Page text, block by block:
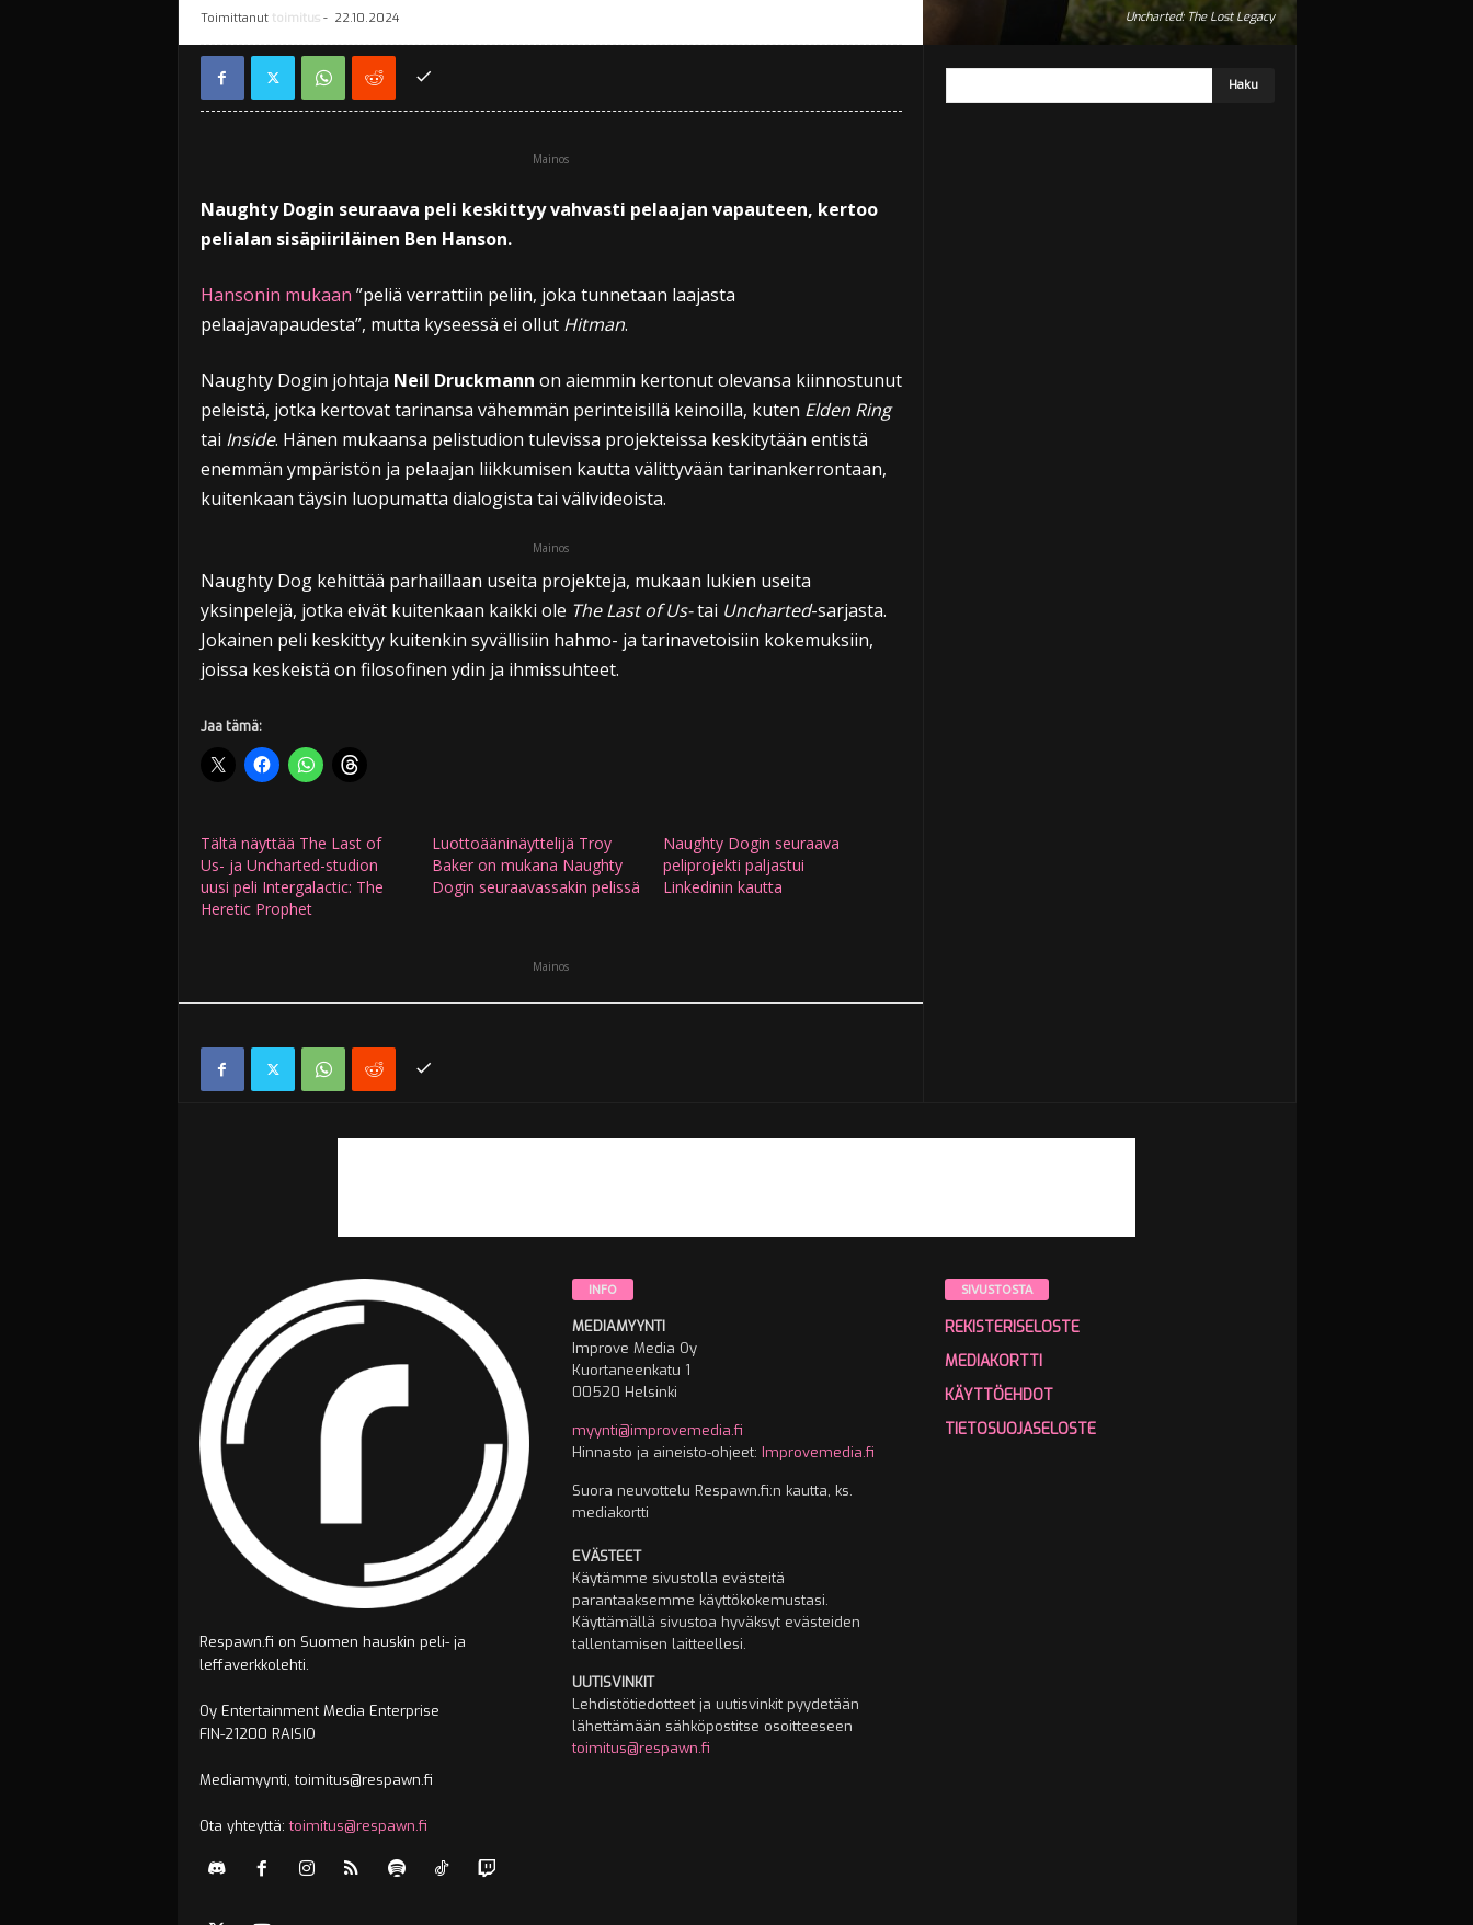
Uncharted: The Lost Legacy
Toimittanut toimitus- 22.10.2024
Mainos
Naughty Dogin seuraava peli keskittyy vahvasti pelaajan vapauteen, kertoo
pelialan sisäpiiriläinen Ben Hanson.
Hansonin mukaan ”peliä verrattiin peliin, joka tunnetaan laajasta
pelaajavapaudesta”, mutta kyseessä ei ollut Hitman.
Naughty Dogin johtaja Neil Druckmann on aiemmin kertonut olevansa kiinnostunut
peleistä, jotka kertovat tarinansa vähemmän perinteisillä keinoilla, kuten Elden Ring
tai Inside. Hänen mukaansa pelistudion tulevissa projekteissa keskitytään entistä
enemmän ympäristön ja pelaajan liikkumisen kautta välittyvään tarinankerrontaan,
kuitenkaan täysin luopumatta dialogista tai välivideoista.
Mainos
Naughty Dog kehittää parhaillaan useita projekteja, mukaan lukien useita
yksinpelejä, jotka eivät kuitenkaan kaikki ole The Last of Us-tai Uncharted-sarjasta.
Jokainen peli keskittyy kuitenkin syvällisiin hahmo- ja tarinavetoisiin kokemuksiin,
joissa keskeistä on filosofinen ydin ja ihmissuhteet.
Jaa tämä:
Tältä näyttää The Last of
Us- ja Uncharted-studion
uusi peli Intergalactic: The
Heretic Prophet
Luottoääninäyttelijä Troy
Baker on mukana Naughty
Dogin seuraavassakin pelissä
Naughty Dogin seuraava
peliprojekti paljastui
Linkedinin kautta
Mainos
Respawn.fi on Suomen hauskin peli- ja
leffaverkkolehti.
Oy Entertainment Media Enterprise
FIN-21200 RAISIO
Mediamyynti, toimitus@respawn.fi
Ota yhteyttä:toimitus@respawn.fi
INFO
MEDIAMYYNTI
Improve Media Oy
Kuortaneenkatu 1
00520 Helsinki
myynti@improvemedia.fi
Hinnasto ja aineisto-ohjeet: Improvemedia.fi
Suora neuvottelu Respawn.fi:n kautta, ks.
mediakortti
EVÄSTEET
Käytämme sivustolla evästeitä
parantaaksemme käyttökokemustasi.
Käyttämällä sivustoa hyväksyt evästeiden
tallentamisen laitteellesi.
UUTISVINKIT
Lehdistötiedotteet ja uutisvinkit pyydetään
lähettämään sähköpostitse osoitteeseen
toimitus@respawn.fi
SIVUSTOSTA
REKISTERISELOSTE
MEDIAKORTTI
KÄYTTÖEHDOT
TIETOSUOJASELOSTE